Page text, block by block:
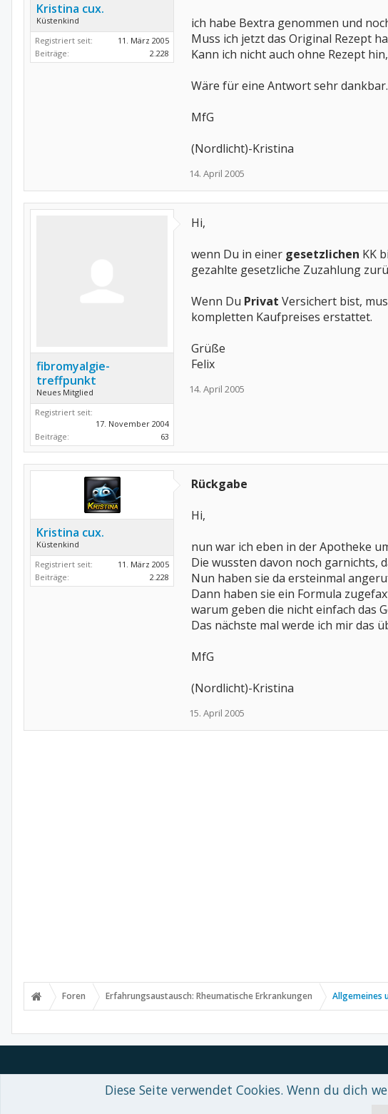
Kristina cux.
Küstenkind
Registriert seit:
11. März 2005
Beiträge:
2.228
ich habe Bextra genommen und
Muss ich jetzt das Original Rezept
Kann ich nicht auch ohne Rezept
Wäre für eine Antwort sehr dankbar.
MfG
(Nordlicht)-Kristina
14. April 2005
fibromyalgie-
treffpunkt
Neues Mitglied
Registriert seit:
17. November 2004
Beiträge:
63
Hi,
wenn Du in einer gesetzlichen KK
gezahlte gesetzliche Zuzahlung
Wenn Du Privat Versichert bist,
kompletten Kaufpreises erstattet.
Grüße
Felix
14. April 2005
Kristina cux.
Küstenkind
Registriert seit:
11. März 2005
Beiträge:
2.228
Rückgabe
Hi,
nun war ich eben in der Apotheke
Die wussten davon noch garnichts,
Nun haben sie da ersteinmal
Dann haben sie ein Formula
warum geben die nicht einfach das
Das nächste mal werde ich mir das
MfG
(Nordlicht)-Kristina
15. April 2005
Foren Erfahrungsaustausch: Rheumatische Erkrankungen Allgemeines
Forum software by XenForo™© 2010-2018 XenForo Ltd.-Deutsch von xenDach©2010-
Diese Seite verwendet Cookies. Wenn du dich